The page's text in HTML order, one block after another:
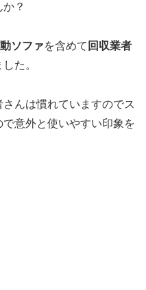
？
ソファを含めて 回収業者
た。
んは慣れていますのでス
意外と使いやすい印象を